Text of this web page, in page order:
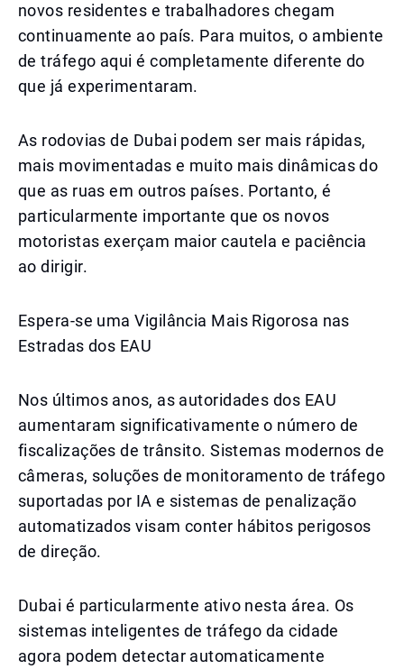
novos residentes e trabalhadores chegam
continuamente ao país. Para muitos, o ambiente
de tráfego aqui é completamente diferente do
que já experimentaram.
As rodovias de Dubai podem ser mais rápidas,
mais movimentadas e muito mais dinâmicas do
que as ruas em outros países. Portanto, é
particularmente importante que os novos
motoristas exerçam maior cautela e paciência
ao dirigir.
Espera-se uma Vigilância Mais Rigorosa nas
Estradas dos EAU
Nos últimos anos, as autoridades dos EAU
aumentaram significativamente o número de
fiscalizações de trânsito. Sistemas modernos de
câmeras, soluções de monitoramento de tráfego
suportadas por IA e sistemas de penalização
automatizados visam conter hábitos perigosos
de direção.
Dubai é particularmente ativo nesta área. Os
sistemas inteligentes de tráfego da cidade
agora podem detectar automaticamente